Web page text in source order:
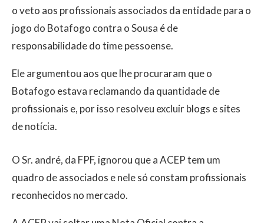
o veto aos profissionais associados da entidade para o
jogo do Botafogo contra o Sousa é de
responsabilidade do time pessoense.
Ele argumentou aos que lhe procuraram que o
Botafogo estava reclamando da quantidade de
profissionais e, por isso resolveu excluir blogs e sites
de notícia.
O Sr. andré, da FPF, ignorou que a ACEP tem um
quadro de associados e nele só constam profissionais
reconhecidos no mercado.